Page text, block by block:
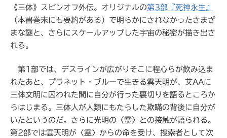
《三体》スピンオフ外伝。オリジナルの第3部『死神永生』
（本書巻末にも要約がある）で明らかにされなかったさまざ
まな謎と、さらにスケールアップした宇宙の秘密が描き出さ
れる。
第1部では、デスラインが広がりそこに程心らが飲み込ま
れたあと、プラネット・ブルーで生きる雲天明が、艾AAに
三体文明に囚われた間に自分が行った裏切りを語るところか
らはじまる。三体人が人類にもたらした欺瞞の背後に自分が
いたというのだ。さらに光明の〈霊〉との接触が語られる。
第2部では雲天明が〈霊〉からの命を受け、捜索者として次